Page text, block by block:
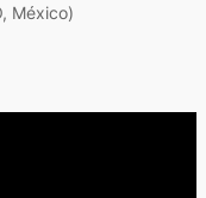
México)